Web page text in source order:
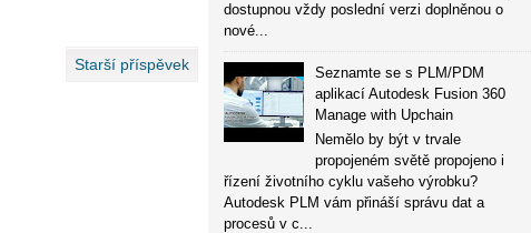
Starší příspěvek
dostupnou vždy poslední verzi doplněnou o
nové...
Seznamte se s PLM/PDM
aplikací Autodesk Fusion 360
Manage with Upchain
Nemělo by být v trvale
propojeném světě propojeno i
řízení životního cyklu vašeho výrobku?
Autodesk PLM vám přináší správu dat a
procesů v c...